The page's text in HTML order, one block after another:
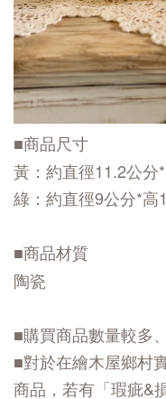
■商品尺寸
黃：約直徑11.2公分
綠：約直徑9公分*高
■商品材質
陶瓷
■購買商品數量較多
■對於在繪木屋鄉村
商品，若有「瑕疵&